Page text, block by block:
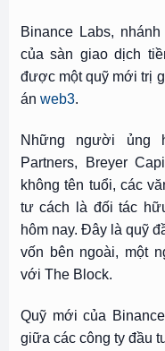
Binance Labs,
của sàn giao dịch
được một quỹ mới trị
án web3.
Những người ủng
Partners, Breyer
không tên tuổi, các
tư cách là đối tác
hôm nay. Đây là quỹ
vốn bên ngoài, một
với The Block.
Quỹ mới của
giữa các công ty đầu